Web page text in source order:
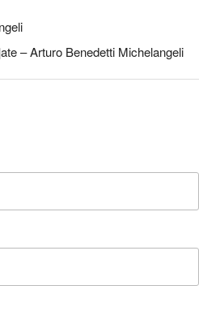
– Arturo Benedetti Michelangeli